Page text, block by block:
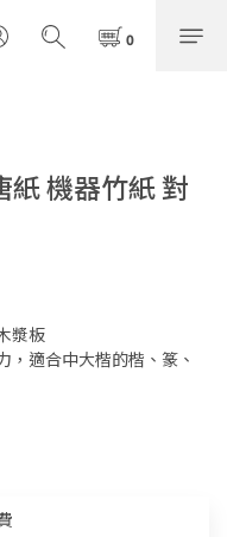
紙 機器竹紙 對
漿板
，適合中大楷的楷、篆、